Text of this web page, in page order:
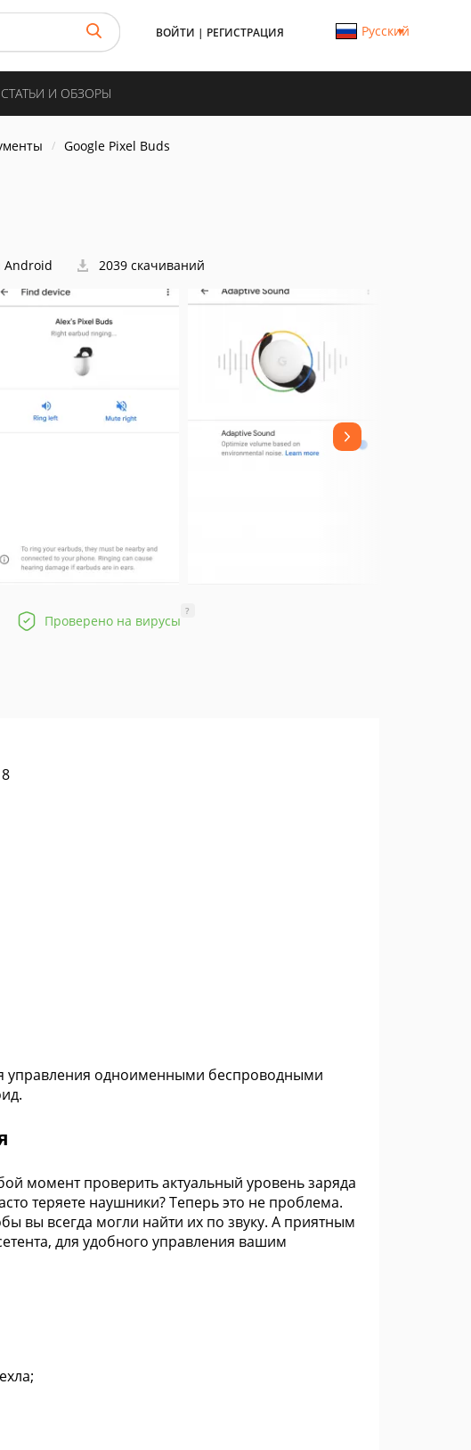
ВОЙТИ | РЕГИСТРАЦИЯ Русский
СТАТЬИ И ОБЗОРЫ
Google Pixel Buds
Android 2039 скачиваний
Проверено на вирусы
?
управления одноименными беспроводными
момент проверить актуальный уровень заряда
теряете наушники? Теперь это не проблема.
вы всегда могли найти их по звуку. А приятным
для удобного управления вашим